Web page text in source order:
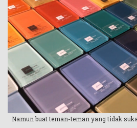
Namun buat teman-teman yang tidak